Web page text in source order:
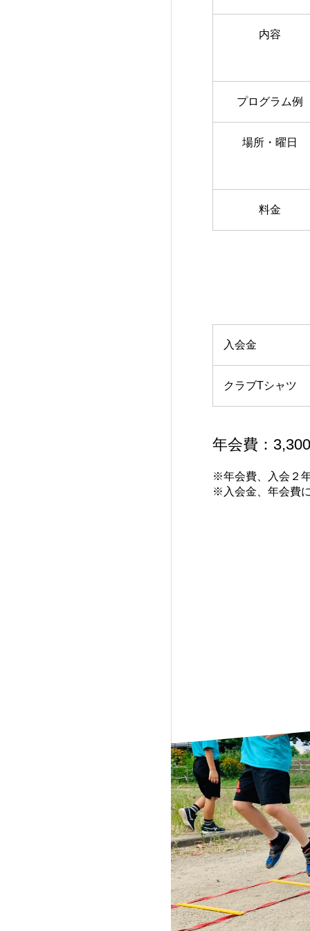
内容
プログラム例
場所・曜日
料金
入会金
クラブTシャツ
年会費：
※年会費、入会２
​※入会金、年会費